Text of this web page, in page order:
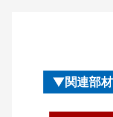
関連部